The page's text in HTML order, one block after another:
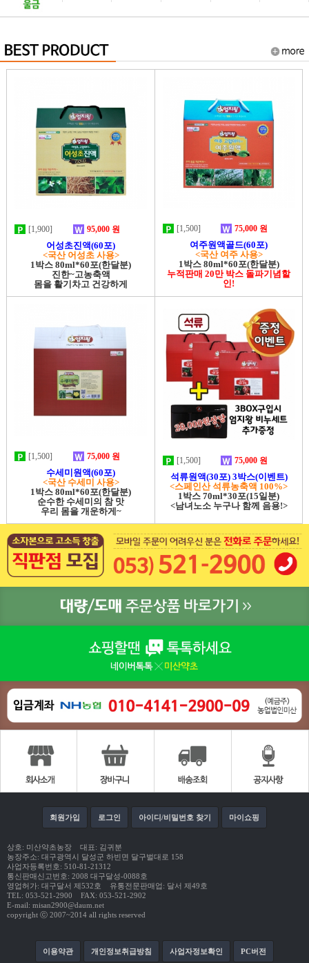
[1,900] 95,000 원
어성초진액(60포)
<국산 어성초 사용>
1박스 80ml*60포(한달분)
진한~고농축액
몸을 활기차고 건강하게
[1,500] 75,000 원
여주원액골드(60포)
<국산 여주 사용>
1박스 80ml*60포(한달분)
누적판매 20만 박스 돌파기념할
인!
[1,500] 75,000 원
수세미원액(60포)
<국산 수세미 사용>
1박스 80ml*60포(한달분)
순수한 수세미의 참 맛
우리 몸을 개운하게~
[1,500] 75,000 원
석류원액(30포) 3박스(이벤트)
<스페인산 석류농축액 100%>
1박스 70ml*30포(15일분)
<남녀노소 누구나 함께 음용!>
회원가입 로그인 아이디/비밀번호 찾기 마이쇼핑
상호: 미산약초농장 대표: 김귀분
농장주소: 대구광역시 달성군 하빈면 달구벌대로 158
사업자등록번호: 510-81-21312
통신판매신고번호: 2008 대구달성-0088호
영업허가: 대구달서 제532호 유통전문판매업: 달서 제49호
TEL: 053-521-2900 FAX: 053-521-2902
E-mail: misan2900@daum.net
copyright ⓒ 2007~2014 all rights reserved
이용약관 개인정보취급방침 사업자정보확인 PC버전